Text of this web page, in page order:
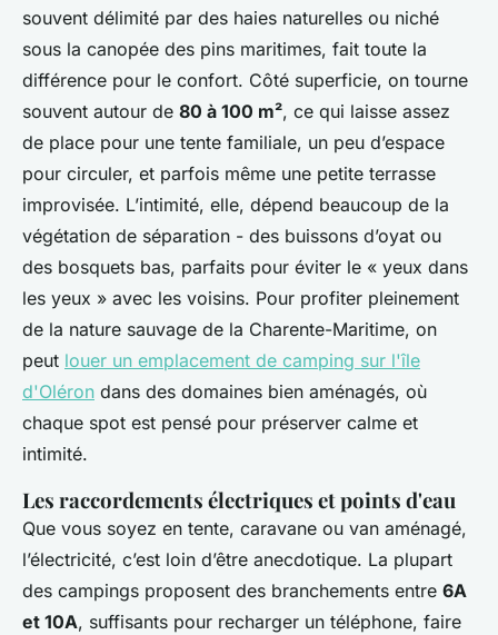
souvent délimité par des haies naturelles ou niché
sous la canopée des pins maritimes, fait toute la
différence pour le confort. Côté superficie, on tourne
souvent autour de 80 à 100 m², ce qui laisse assez
de place pour une tente familiale, un peu d’espace
pour circuler, et parfois même une petite terrasse
improvisée. L’intimité, elle, dépend beaucoup de la
végétation de séparation - des buissons d’oyat ou
des bosquets bas, parfaits pour éviter le « yeux dans
les yeux » avec les voisins. Pour profiter pleinement
de la nature sauvage de la Charente-Maritime, on
peut louer un emplacement de camping sur l'île
d'Oléron dans des domaines bien aménagés, où
chaque spot est pensé pour préserver calme et
intimité.
Les raccordements électriques et points d'eau
Que vous soyez en tente, caravane ou van aménagé,
l’électricité, c’est loin d’être anecdotique. La plupart
des campings proposent des branchements entre 6A
et 10A, suffisants pour recharger un téléphone, faire